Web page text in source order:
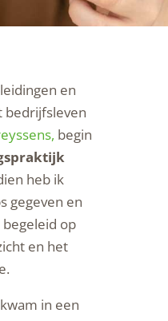
en
bedrijfsleven
begin
heb ik
gegeven en
op
en het
kwam in een